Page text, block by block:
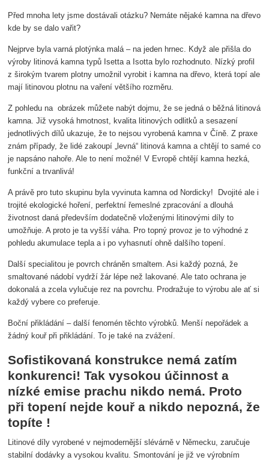
Před mnoha lety jsme dostávali otázku? Nemáte nějaké kamna na dřevo
kde by se dalo vařit?
Nejprve byla varná plotýnka malá – na jeden hrnec. Když ale přišla do
výroby litinová kamna typů Isetta a Isotta bylo rozhodnuto. Nízký profil
z širokým tvarem plotny umožnil vyrobit i kamna na dřevo, která topí ale
mají litinovou plotnu na vaření většího rozměru.
Z pohledu na obrázek můžete nabýt dojmu, že se jedná o běžná litinová
kamna. Již vysoká hmotnost, kvalita litinových odlitků a sesazení
jednotlivých dílů ukazuje, že to nejsou vyrobená kamna v Číně. Z praxe
znám případy, že lidé zakoupí „levná“ litinová kamna a chtějí to samé co
je napsáno nahoře. Ale to není možné! V Evropě chtějí kamna hezká,
funkční a trvanlivá!
A právě pro tuto skupinu byla vyvinuta kamna od Nordicky! Dvojité ale i
trojité ekologické hoření, perfektní řemeslné zpracování a dlouhá
životnost daná především dodatečně vloženými litinovými díly to
umožňuje. A proto je ta vyšší váha. Pro topný provoz je to výhodné z
pohledu akumulace tepla a i po vyhasnutí ohně dalšího topení.
Další specialitou je povrch chráněn smaltem. Asi každý pozná, že
smaltované nádobí vydrží žár lépe než lakované. Ale tato ochrana je
dokonalá a zcela vylučuje rez na povrchu. Prodražuje to výrobu ale ať si
každý vybere co preferuje.
Boční přikládání – další fenomén těchto výrobků. Menší nepořádek a
žádný kouř při přikládání. To je také na zvážení.
Sofistikovaná konstrukce nemá zatím
konkurenci! Tak vysokou účinnost a
nízké emise prachu nikdo nemá. Proto
při topení nejde kouř a nikdo nepozná, že
topíte !
Litinové díly vyrobené v nejmodernější slévárně v Německu, zaručuje
stabilní dodávky a vysokou kvalitu. Smontování je již ve výrobním